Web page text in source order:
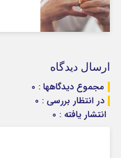
ارسال دیدگاه
مجموع دیدگاهها : 0
در انتظار بررسی : 0
انتشار یافته : 0